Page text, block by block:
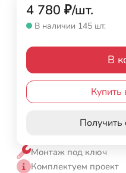
4 780 ₽/шт.
В наличии 145 шт.
В
Купить
Получить
Монтаж под ключ
Комплектуем проект